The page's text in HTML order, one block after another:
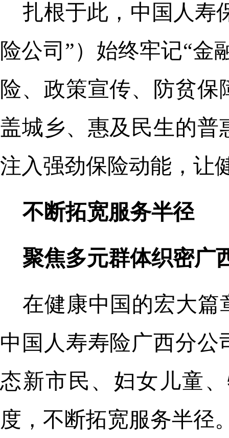
扎根于此，中国人寿
险公司”）始终牢记“金
险、政策宣传、防贫
盖城乡、惠及民生的
注入强劲保险动能，让
不断拓宽服务半径
聚焦多元群体织密广
在健康中国的宏大篇
中国人寿寿险广西分
态新市民、妇女儿童
度，不断拓宽服务半径